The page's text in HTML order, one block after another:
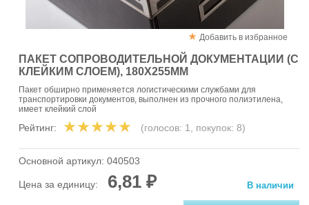
Добавить в избранное
ПАКЕТ СОПРОВОДИТЕЛЬНОЙ ДОКУМЕНТАЦИИ (С
КЛЕЙКИМ СЛОЕМ), 180Х255ММ
Пакет обширно применяется логистическими службами для
транспортировки документов, выполнен из прочного полиэтилена,
имеет клейкий слой
Рейтинг: (голосов: 1, покупок: 8)
Основной артикул: 040503
Цена за единицу: 6,81 ₽ В наличии